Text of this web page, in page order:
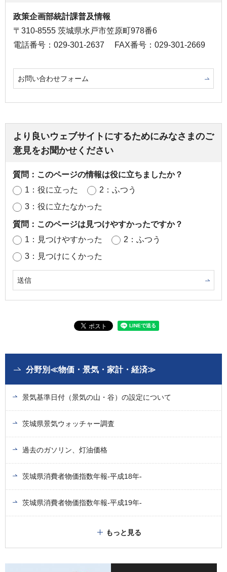
政策企画部統計課普及情報
〒310-8555 茨城県水戸市笠原町978番6
電話番号：029-301-2637
FAX番号：029-301-2669
お問い合わせフォーム
より良いウェブサイトにするためにみなさまのご
意見をお聞かせください
質問：このページの情報は役に立ちましたか？
1：役に立った
2：ふつう
3：役に立たなかった
質問：このページは見つけやすかったですか？
1：見つけやすかった
2：ふつう
3：見つけにくかった
分野別≪物価・景気・家計・経済≫
景気基準日付（景気の山・谷）の設定について
茨城県景気ウォッチャー調査
過去のガソリン、灯油価格
茨城県消費者物価指数年報-平成18年-
茨城県消費者物価指数年報-平成19年-
もっと見る